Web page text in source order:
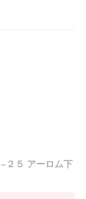
２５ アーロム下